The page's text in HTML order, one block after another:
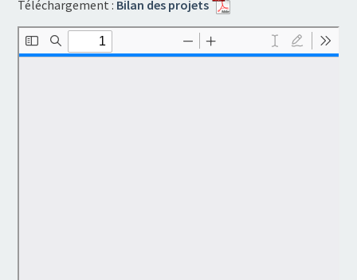
Téléchargement : Bilan des projets